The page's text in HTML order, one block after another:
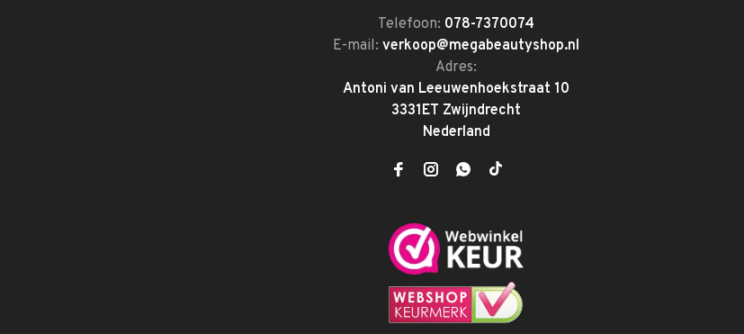
Telefoon: 078-7370074
E-mail:verkoop@megabeautyshop.nl
Adres:
Antoni van Leeuwenhoekstraat 10
3331ET Zwijndrecht
Nederland